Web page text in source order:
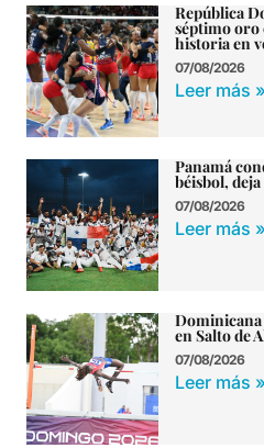
República
séptimo oro
historia en
07/08/2026
Leer más »
Panamá
béisbol,
07/08/2026
Leer más »
Dominicana
en Salto de
07/08/2026
Leer más »